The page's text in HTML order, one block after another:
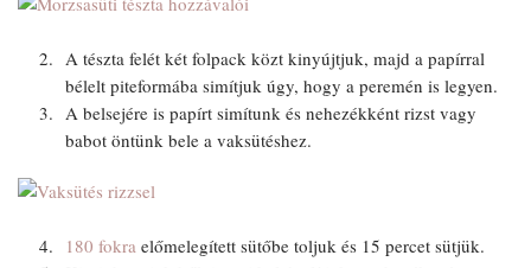
A tészta felét két folpack közt kinyújtjuk, majd a papírral
bélelt piteformába simítjuk úgy, hogy a peremén is legyen.
A belsejére is papírt simítunk és nehezékként rizst vagy
babot öntünk bele a vaksütéshez.
180 fokra előmelegített sütőbe toljuk és 15 percet sütjük.